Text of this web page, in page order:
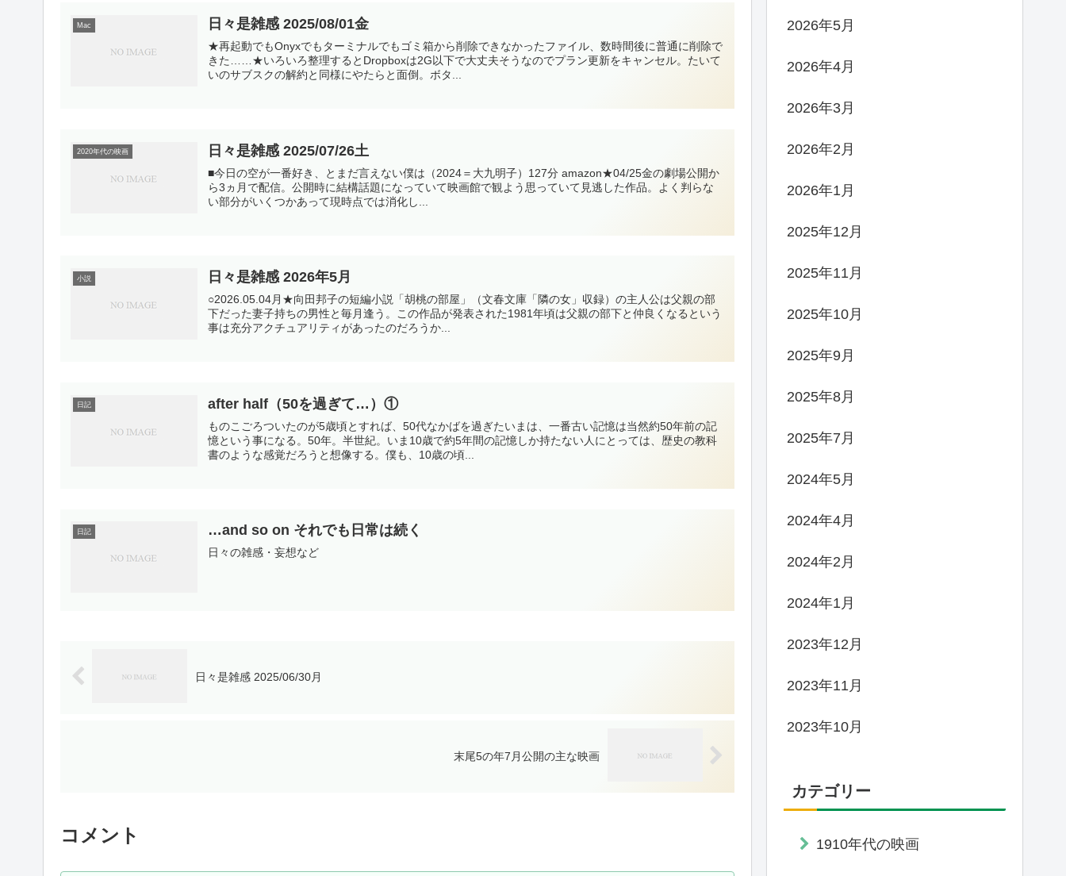
Mac 日々是雑感 2025/08/01金
★再起動でもOnyxでもターミナルでもゴミ箱から削除できなかったファイル、数時間後に普通に削除で
きた……★いろいろ整理するとDropboxは2G以下で大丈夫そうなのでプラン更新をキャンセル。たいて
いのサブスクの解約と同様にやたらと面倒。ボタ...
2020年代の映画 日々是雑感 2025/07/26土
■今日の空が一番好き、とまだ言えない僕は（2024＝大九明子）127分 amazon★04/25金の劇場公開か
ら3ヵ月で配信。公開時に結構話題になっていて映画館で観よう思っていて見逃した作品。よく判らな
い部分がいくつかあって現時点では消化し...
小説 日々是雑感 2026年5月
○2026.05.04月★向田邦子の短編小説「胡桃の部屋」（文春文庫「隣の女」収録）の主人公は父親の部
下だった妻子持ちの男性と毎月逢う。この作品が発表された1981年頃は父親の部下と仲良くなるという
事は充分アクチュアリティがあったのだろうか...
日記 after half（50を過ぎて…）①
ものこごろついたのが5歳頃とすれば、50代なかばを過ぎたいまは、一番古い記憶は当然約50年前の記
憶という事になる。50年。半世紀。いま10歳で約5年間の記憶しか持たない人にとっては、歴史の教科
書のような感覚だろうと想像する。僕も、10歳の頃...
日記 …and so on それでも日常は続く
日々の雑感・妄想など
日々是雑感 2025/06/30月
末尾5の年7月公開の主な映画
コメント
2026年5月
2026年4月
2026年3月
2026年2月
2026年1月
2025年12月
2025年11月
2025年10月
2025年9月
2025年8月
2025年7月
2024年5月
2024年4月
2024年2月
2024年1月
2023年12月
2023年11月
2023年10月
カテゴリー
1910年代の映画